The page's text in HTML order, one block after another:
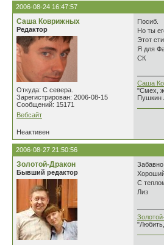
2006-08-24 16:47:57
Саша Коврижных
Редактор
Откуда: С севера.
Зарегистрирован: 2006-08-15
Сообщений: 15171
Вебсайт
Посиб.
Но ты
Этот
Я для
СК
Саша
"Смех,
Пушкин
Неактивен
2006-08-27 21:50:56
Золотой-Дракон
Бывший редактор
С
Лиз